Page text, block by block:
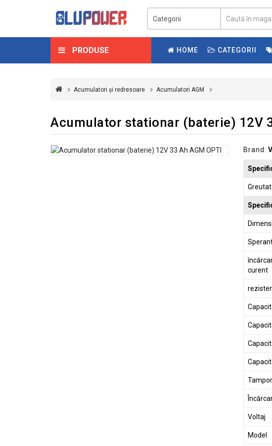
PRODUSE HOME CATEGORII
Acumulatori și redresoare Acumulatori AGM
Acumulator stationar (baterie) 12V
Brand:
curent
Voltaj
Model